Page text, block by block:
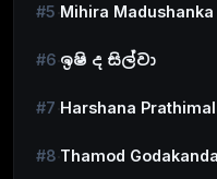
#5 Mihira Madushanka
#6 ඉෂි ද සිල්වා
#7 Harshana Prathimal
#8 Thamod Godakanda